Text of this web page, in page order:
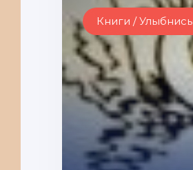
Книги / Улыбнись